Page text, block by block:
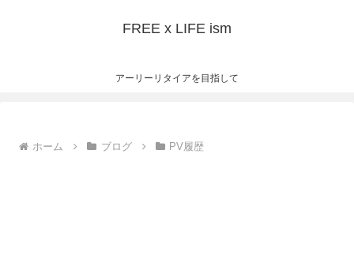
FREE x LIFE ism
アーリーリタイアを目指して
ホーム ブログ PV履歴